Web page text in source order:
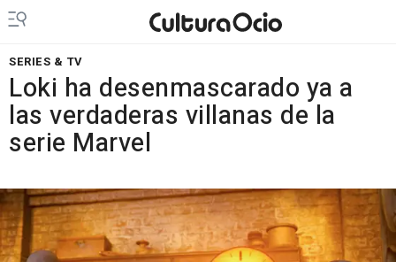
SERIES & TV
Loki ha desenmascarado ya a
las verdaderas villanas de la
serie Marvel